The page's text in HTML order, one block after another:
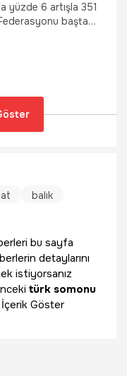
yüzde 6 artışla 351
başta
balık
bu sayfa
detaylarını
istiyorsanız
türk somonu
Göster